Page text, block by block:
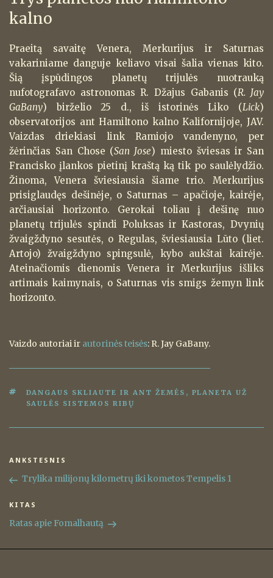
kalno
Praeitą savaitę Venera, Merkurijus ir Saturnas
vakariniame danguje keliavo visai šalia vienas kito.
Šią įspūdingos planetų trijulės nuotrauką
nufotografavo astronomas R. Džajus Gabanis (R. Jay
GaBany) birželio 25 d., iš istorinės Liko (Lick)
observatorijos ant Hamiltono kalno Kalifornijoje, JAV.
Vaizdas driekiasi link Ramiojo vandenyno, per
žėrinčias San Chose (San Jose) miesto šviesas ir San
Francisko įlankos pietinį kraštą ką tik po saulėlydžio.
Žinoma, Venera šviesiausia šiame trio. Merkurijus
prisiglaudęs dešinėje, o Saturnas – apačioje, kairėje,
arčiausiai horizonto. Gerokai toliau į dešinę nuo
planetų trijulės spindi Poluksas ir Kastoras, Dvynių
žvaigždyno sesutės, o Regulas, šviesiausia Lūto (liet.
Artojo) žvaigždyno spingsulė, kybo aukštai kairėje.
Ateinačiomis dienomis Venera ir Merkurijus išliks
artimais kaimynais, o Saturnas vis smigs žemyn link
horizonto.
Vaizdo autoriai ir autorinės teisės: R. Jay GaBany.
ŽYMOS
DANGAUS SKLIAUTE IR ANT ŽEMĖS , PLANETA UŽ
SAULĖS SISTEMOS RIBŲ
Navigacija
tarp
įrašų
Ankstesnis
įrašas
ANKSTESNIS
Trylika milijonų kilometrų iki kometos Tempelis 1
Kitas
įrašas
KITAS
Ratas apie Fomalhautą